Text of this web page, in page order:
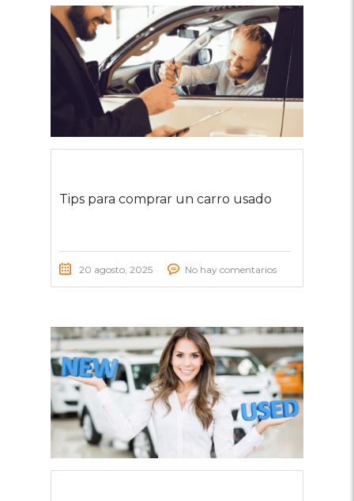
Tips para comprar un carro usado
20 agosto, 2025 No hay comentarios